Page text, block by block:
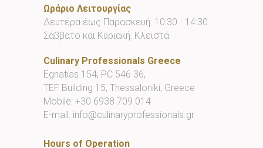
Ωράριο Λειτουργίας
Δευτέρα έως Παρασκευή: 10:30 - 14:30
Σάββατο και Κυριακή: Κλειστά
Culinary Professionals Greece
Egnatias 154, PC 546 36,
TEF Building 15, Thessaloniki, Greece
Mobile: +30 6938 709 014
E-mail: info@culinaryprofessionals.gr
Hours of Operation